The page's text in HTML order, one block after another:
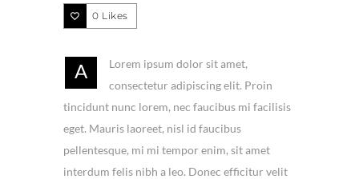
0 Likes
A
Lorem ipsum dolor sit amet,
consectetur adipiscing elit. Proin
tincidunt nunc lorem, nec faucibus mi facilisis
eget. Mauris laoreet, nisl id faucibus
pellentesque, mi mi tempor enim, sit amet
interdum felis nibh a leo. Donec efficitur velit